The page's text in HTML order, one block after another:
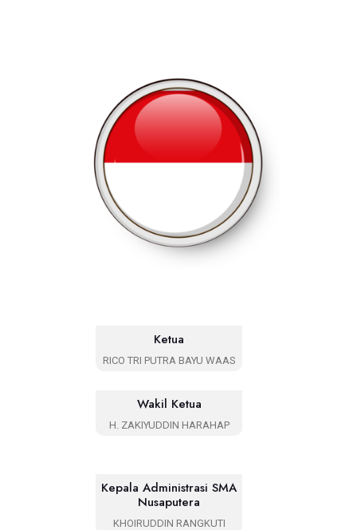
Ketua
RICO TRI PUTRA BAYU WAAS
Wakil Ketua
H. ZAKIYUDDIN HARAHAP
Kepala Administrasi SMA
Nusaputera
KHOIRUDDIN RANGKUTI